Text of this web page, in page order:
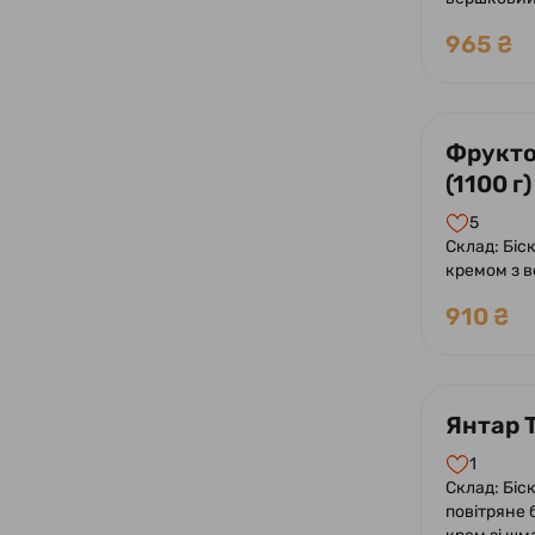
965 ₴
(1100 г)
5
Склад:
кремом з
910 ₴
Янтар
1
Склад:
повітряне